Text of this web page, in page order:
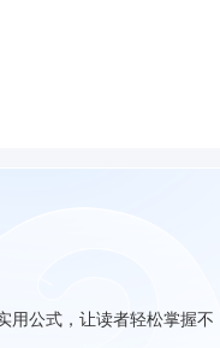
用公式，让读者轻松掌握不